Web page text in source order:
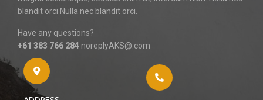
blandit orci Nulla nec blandit orci.
Have any questions?
+61 383 766 284 noreplyAKS@.com